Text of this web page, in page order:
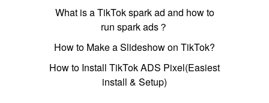
What is a TikTok spark ad and how to
run spark ads？
How to Make a Slideshow on TikTok?
How to Install TikTok ADS Pixel(Easiest
install & Setup)